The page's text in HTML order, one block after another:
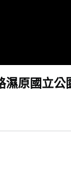
原國立